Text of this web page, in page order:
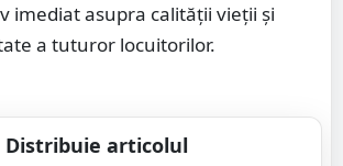
imediat asupra calităţii vieţii şi
a tuturor locuitorilor.
Distribuie articolul